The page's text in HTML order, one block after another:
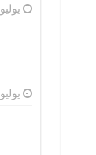
يوليو 4,
يوليو 4,